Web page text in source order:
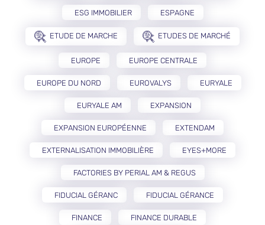
ESG IMMOBILIER ESPAGNE
ETUDE DE MARCHE ETUDES DE MARCHÉ
EUROPE EUROPE CENTRALE
EUROPE DU NORD EUROVALYS EURYALE
EURYALE AM EXPANSION
EXPANSION EUROPÉENNE EXTENDAM
EXTERNALISATION IMMOBILIÈRE EYES+MORE
FACTORIES BY PERIAL AM & REGUS
FIDUCIAL GÉRANC FIDUCIAL GÉRANCE
FINANCE FINANCE DURABLE